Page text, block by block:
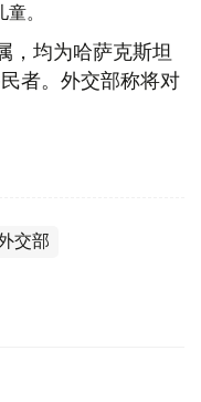
。
，均为哈萨克斯坦
者。外交部称将对
交部